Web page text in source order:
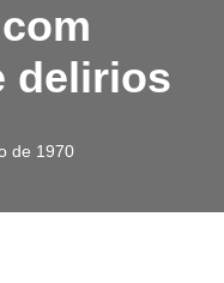
delirios
de 1970